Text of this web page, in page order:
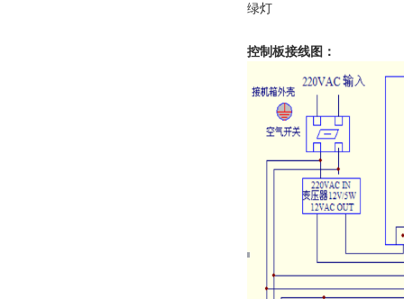
绿灯
控制板接线图：